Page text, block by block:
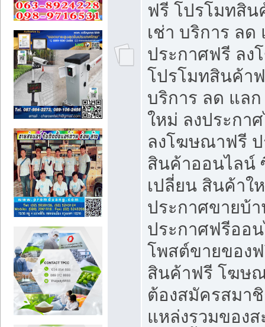
ฟรี โปรโมทสิ
เช่า บริการ ลด
ประกาศฟรี ล
โปรโมทสินค้า
บริการ ลด แล
ใหม่ ลงประกา
ลงโฆษณาฟรี
สินค้าออนไลน์
เปลี่ยน สินค้าใ
ประกาศขายบ้
ประกาศฟรีออ
โพสต์ขายของ
สินค้าฟรี โฆษ
ต้องสมัครสมา
แหล่งรวมของ